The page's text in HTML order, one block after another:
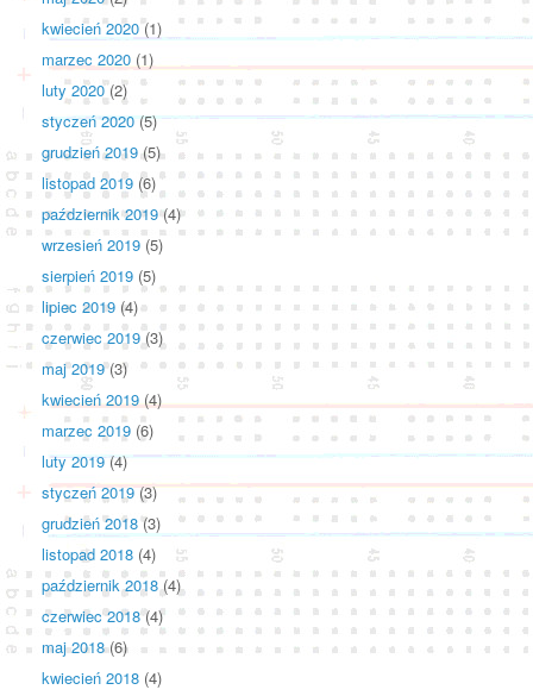
kwiecień 2020(1)
marzec 2020 (1)
luty 2020(2)
styczeń 2020(5)
grudzień 2019(5)
listopad 2019 (6)
październik 2019(4)
wrzesień 2019 (5)
sierpień 2019 (5)
lipiec 2019 (4)
czerwiec 2019(3)
maj 2019(3)
kwiecień 2019(4)
marzec 2019 (6)
luty 2019(4)
styczeń 2019 (3)
grudzień 2018(3)
listopad 2018 (4)
październik 2018(4)
czerwiec 2018(4)
maj 2018(6)
kwiecień 2018 (4)